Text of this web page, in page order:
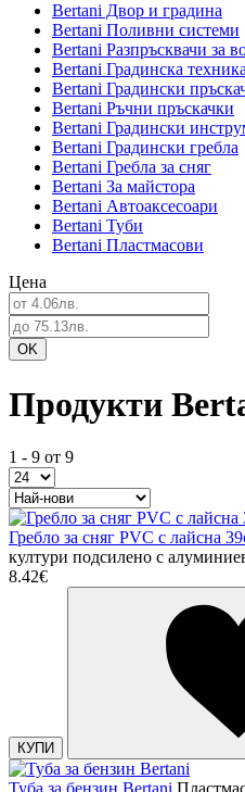
Bertani Двор и градина
Bertani Поливни системи
Bertani Разпръсквачи за
Bertani Градинска техника
Bertani Градински
Bertani Ръчни пръскачки
Bertani Градински
Bertani Градински гребла
Bertani Гребла за сняг
Bertani За майстора
Bertani Автоаксесоари
Bertani Туби
Bertani Пластмасови
Цена
Продукти
1 - 9 от 9
Гребло за сняг PVC с лайсна
култури подсилено с
8.42€
КУПИ